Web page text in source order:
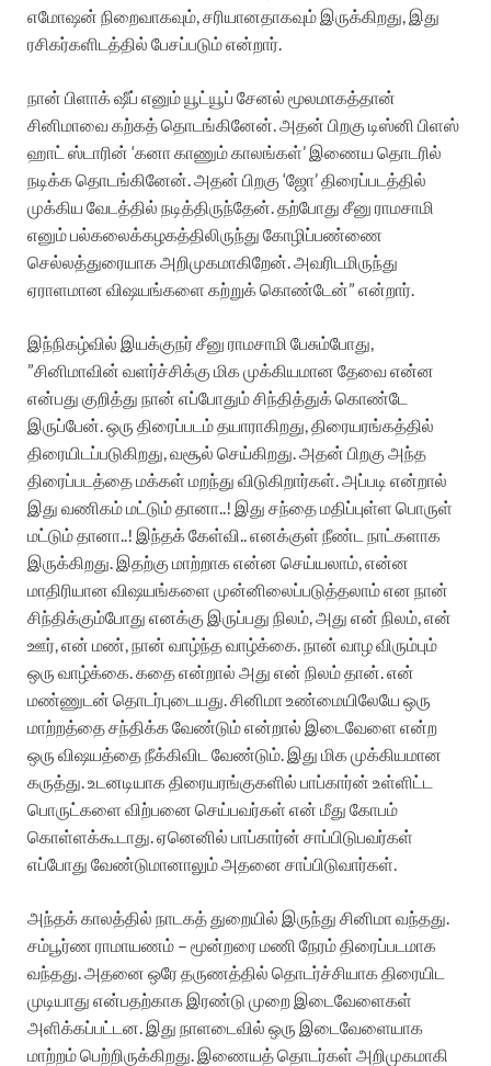
எமோஷன் நிறைவாகவும், சரியானதாகவும் இருக்கிறது, இது
ரசிகர்களிடத்தில் பேசப்படும் என்றார்.
நான் பிளாக் ஷீப் எனும் யூட்யூப் சேனல் மூலமாகத்தான்
சினிமாவை கற்கத் தொடங்கினேன். அதன் பிறகு டிஸ்னி பிளஸ்
ஹாட் ஸ்டாரின் ‘கனா காணும் காலங்கள்’ இணைய தொடரில்
நடிக்க தொடங்கினேன். அதன் பிறகு ‘ஜோ’ திரைப்படத்தில்
முக்கிய வேடத்தில் நடித்திருந்தேன்.‌ தற்போது சீனு ராமசாமி
எனும் பல்கலைக்கழகத்திலிருந்து கோழிப்பண்ணை
செல்லத்துரையாக அறிமுகமாகிறேன். அவரிடமிருந்து
ஏராளமான விஷயங்களை கற்றுக் கொண்டேன்” என்றார்.
இந்நிகழ்வில் இயக்குநர் சீனு ராமசாமி பேசும்போது,
”சினிமாவின் வளர்ச்சிக்கு மிக முக்கியமான தேவை என்ன
என்பது குறித்து நான் எப்போதும் சிந்தித்துக் கொண்டே
இருப்பேன். ஒரு திரைப்படம் தயாராகிறது, திரையரங்கத்தில்
திரையிடப்படுகிறது, வசூல் செய்கிறது. அதன் பிறகு அந்த
திரைப்படத்தை மக்கள் மறந்து விடுகிறார்கள். அப்படி என்றால்
இது வணிகம் மட்டும் தானா..! இது சந்தை மதிப்புள்ள பொருள்
மட்டும் தானா..! இந்தக் கேள்வி.. எனக்குள் நீண்ட நாட்களாக
இருக்கிறது. இதற்கு மாற்றாக என்ன செய்யலாம், என்ன
மாதிரியான விஷயங்களை முன்னிலைப்படுத்தலாம் என நான்
சிந்திக்கும்போது எனக்கு இருப்பது நிலம், அது என் நிலம், என்
ஊர், என் மண், நான் வாழ்ந்த வாழ்க்கை.‌ நான் வாழ விரும்பும்
ஒரு வாழ்க்கை.‌ கதை என்றால் அது என் நிலம் தான். என்
மண்ணுடன் தொடர்புடையது. சினிமா உண்மையிலேயே ஒரு
மாற்றத்தை சந்திக்க வேண்டும் என்றால் இடைவேளை என்ற
ஒரு விஷயத்தை நீக்கிவிட வேண்டும். இது மிக முக்கியமான
கருத்து.‌ உடனடியாக திரையரங்குகளில் பாப்கார்ன் உள்ளிட்ட
பொருட்களை விற்பனை செய்பவர்கள் என் மீது கோபம்
கொள்ளக்கூடாது. ஏனெனில் பாப்கார்ன் சாப்பிடுபவர்கள்
எப்போது வேண்டுமானாலும் அதனை சாப்பிடுவார்கள்.
அந்தக் காலத்தில் நாடகத் துறையில் இருந்து சினிமா வந்தது.
சம்பூர்ண ராமாயணம் – மூன்றரை மணி நேரம் திரைப்படமாக
வந்தது. அதனை ஒரே தருணத்தில் தொடர்ச்சியாக திரையிட
முடியாது என்பதற்காக இரண்டு முறை இடைவேளைகள்
அளிக்கப்பட்டன.‌ இது நாளடைவில் ஒரு இடைவேளையாக
மாற்றம் பெற்றிருக்கிறது. இணையத் தொடர்கள் அறிமுகமாகி